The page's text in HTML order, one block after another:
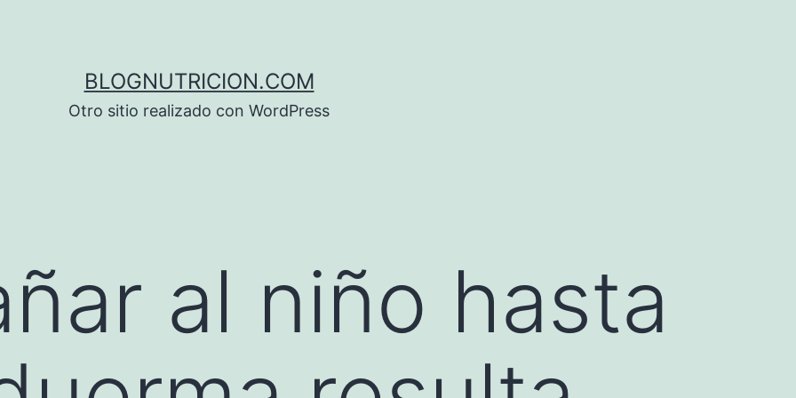
BLOGNUTRICION.COM
Otro sitio realizado con WordPress
al niño hasta